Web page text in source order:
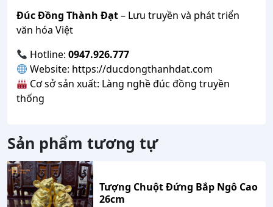
Đúc Đồng Thành Đạt– Lưu truyền và phát triển
văn hóa Việt
Hotline:0947.926.777
Website: https://ducdongthanhdat.com
Cơ sở sản xuất: Làng nghề đúc đồng truyền
thống
Sản phẩm tương tự
Tượng Chuột Đứng Bắp Ngô Cao
26cm